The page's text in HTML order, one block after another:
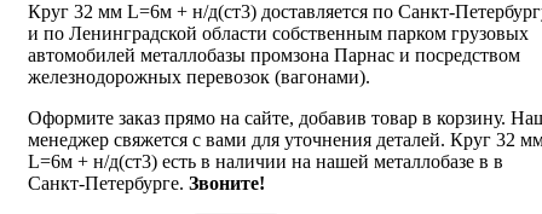
Круг 32 мм L=6м + н/д(ст3) доставляется по Санкт-
и по Ленинградской области собственным парком грузовых
автомобилей металлобазы промзона Парнас и посредством
железнодорожных перевозок (вагонами).
Оформите заказ прямо на сайте, добавив товар в корзину.
менеджер свяжется с вами для уточнения деталей. Круг 32
L=6м + н/д(ст3) есть в наличии на нашей металлобазе в в
Санкт-Петербурге. Звоните!